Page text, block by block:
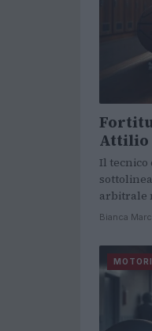
Attilio
Il tecnico
arbitrale
Bianca
MOTORI